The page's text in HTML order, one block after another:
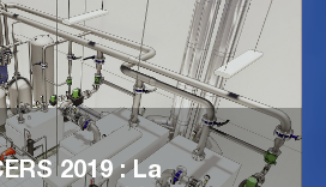
2019 : La